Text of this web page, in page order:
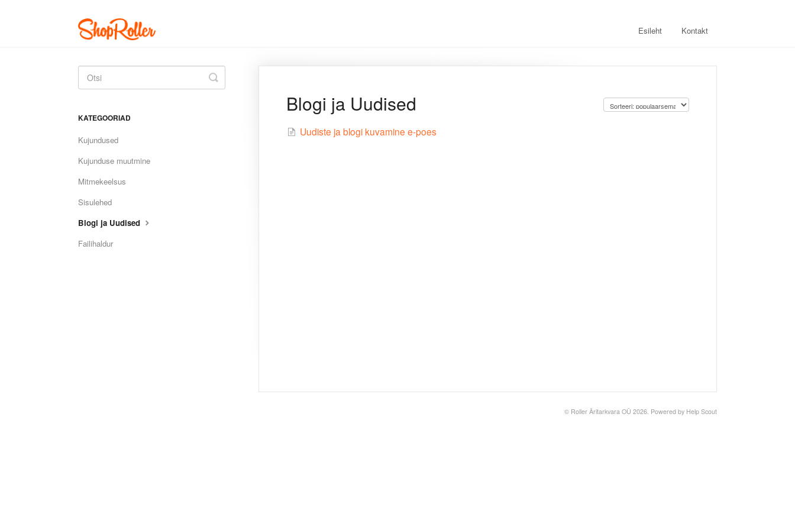
Esileht Kontakt
Blogi ja Uudised
Uudiste ja blogi kuvamine e-poes
Toggle
Search
KATEGOORIAD
Kujundused
Kujunduse muutmine
Mitmekeelsus
Sisulehed
Blogi ja Uudised
Failihaldur
© Roller Äritarkvara OÜ 2026. Powered by Help Scout